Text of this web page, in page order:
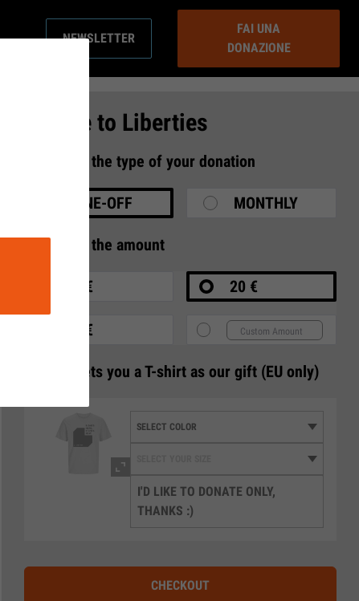
NEWSLETTER
FAI UNA
DONAZIONE
Donate to Liberties
Select the type of your donation
ONE-OFF MONTHLY
2 Select the amount
10 € 20 €
35 €
€50 gets you a T-shirt as our gift (EU only)
I'D LIKE TO DONATE ONLY,
THANKS :)
CHECKOUT